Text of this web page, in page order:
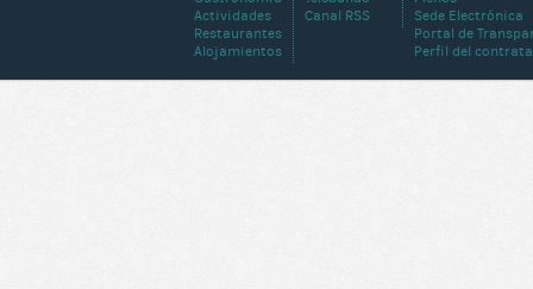
Sede Electrónica
Portal de
Perfil del
Canal RSS
Actividades
Restaurantes
Alojamientos